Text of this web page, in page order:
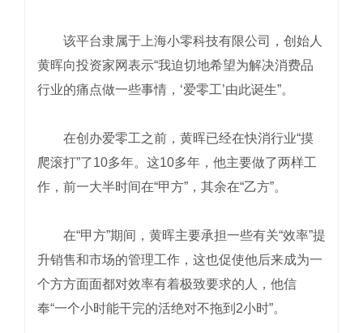
该平台隶属于上海小零科技有限公司，创始人
黄晖向投资家网表示“我迫切地希望为解决消费品
行业的痛点做一些事情，‘爱零工’由此诞生”。
在创办爱零工之前，黄晖已经在快消行业“摸
爬滚打”了10多年。这10多年，他主要做了两样工
作，前一大半时间在“甲方”，其余在“乙方”。
在“甲方”期间，黄晖主要承担一些有关“效率”提
升销售和市场的管理工作，这也促使他后来成为一
个方方面面都对效率有着极致要求的人，他信
奉“一个小时能干完的活绝对不拖到2小时”。